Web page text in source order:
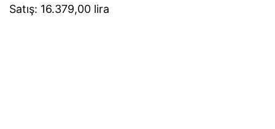
Satış: 16.379,00 lira